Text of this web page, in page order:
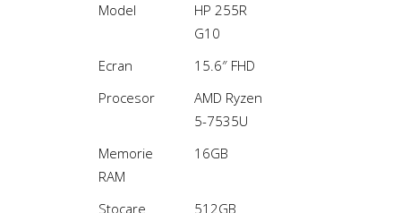
Model
HP 255R
G10
Ecran
15.6″ FHD
Procesor
AMD Ryzen
5-7535U
Memorie
RAM
16GB
Stocare
512GB